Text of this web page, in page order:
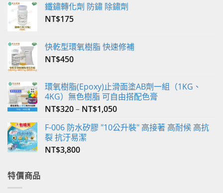
可
在
頁
面
選
擇
選
項
鐵鏽轉化劑 防鏽 除鏽劑
NT$175
快乾型環氧樹脂 快速修補
NT$450
環氧樹脂(Epoxy)止滑面塗AB劑一組（1KG、
4KG）無色樹脂 可自由搭配色膏
NT$320– NT$1,050
F-006 防水矽膠 "10公升裝" 高接著 高耐候 高抗
裂 抗汙易潔
NT$3,800
特價商品